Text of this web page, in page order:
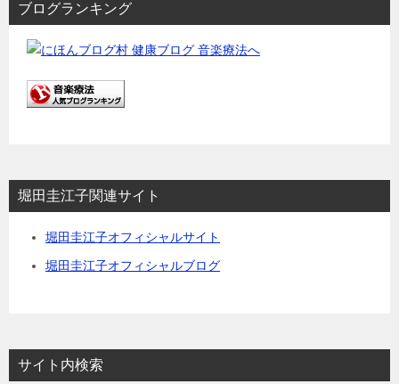
ブログランキング
堀田圭江子関連サイト
堀田圭江子オフィシャルサイト
堀田圭江子オフィシャルブログ
サイト内検索